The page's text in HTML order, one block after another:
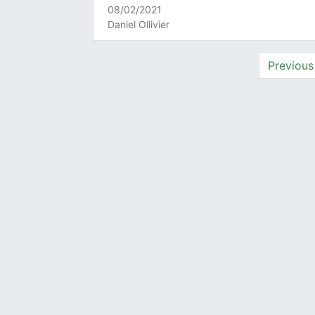
08/02/2021
Daniel Ollivier
Previous